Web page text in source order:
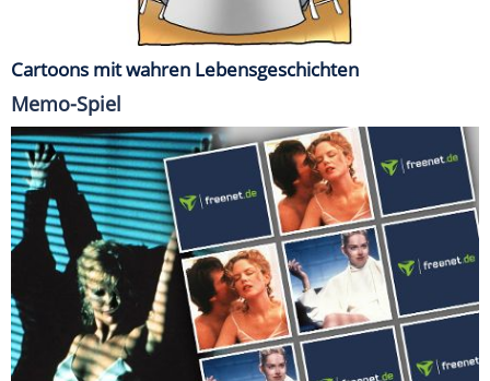
Cartoons mit wahren Lebensgeschichten
Memo-Spiel